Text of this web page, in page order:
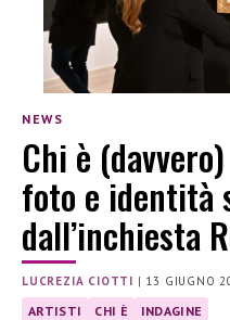
NEWS
Chi è
foto e identità
dall’inchiesta
LUCREZIA CIOTTI | 13 GIUGNO
ARTISTI CHI È INDAGINE